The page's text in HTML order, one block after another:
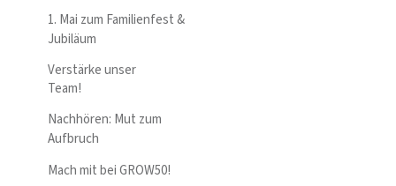
1. Mai zum Familienfest &
Jubiläum
Verstärke unser
Team!
Nachhören: Mut zum
Aufbruch
Mach mit bei GROW50!